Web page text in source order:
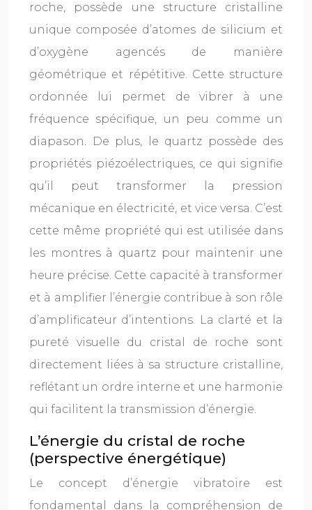
roche, possède une structure cristalline
unique composée d’atomes de silicium et
d’oxygène agencés de manière
géométrique et répétitive. Cette structure
ordonnée lui permet de vibrer à une
fréquence spécifique, un peu comme un
diapason. De plus, le quartz possède des
propriétés piézoélectriques, ce qui signifie
qu’il peut transformer la pression
mécanique en électricité, et vice versa. C’est
cette même propriété qui est utilisée dans
les montres à quartz pour maintenir une
heure précise. Cette capacité à transformer
et à amplifier l’énergie contribue à son rôle
d’amplificateur d’intentions. La clarté et la
pureté visuelle du cristal de roche sont
directement liées à sa structure cristalline,
reflétant un ordre interne et une harmonie
qui facilitent la transmission d’énergie.
L’énergie du cristal de roche
(perspective énergétique)
Le concept d’énergie vibratoire est
fondamental dans la compréhension de